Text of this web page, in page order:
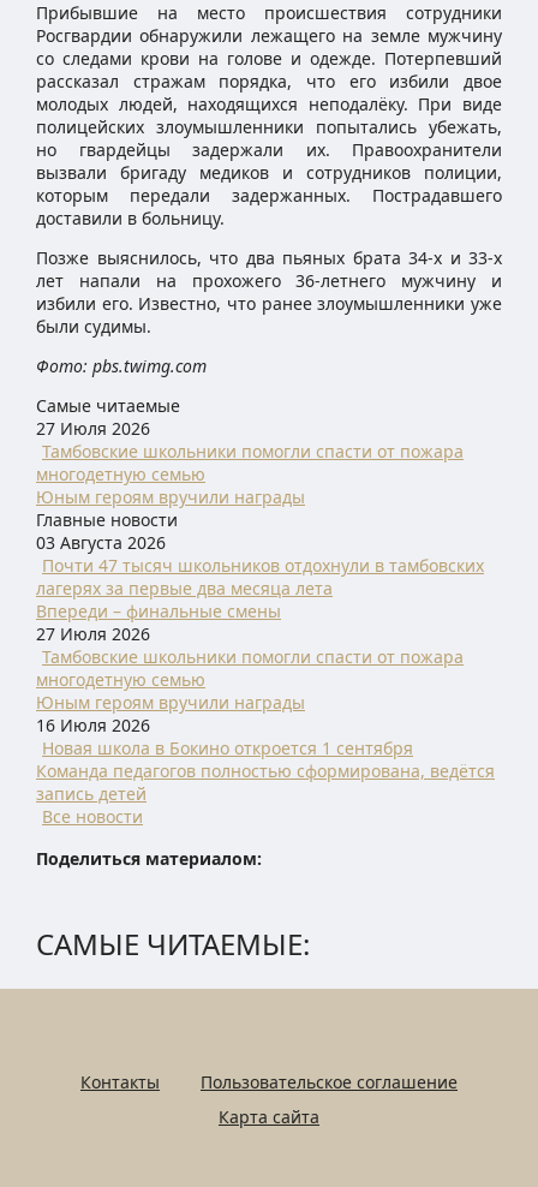
Прибывшие на место происшествия сотрудники
Росгвардии обнаружили лежащего на земле мужчину
со следами крови на голове и одежде. Потерпевший
рассказал стражам порядка, что его избили двое
молодых людей, находящихся неподалёку. При виде
полицейских злоумышленники попытались убежать,
но гвардейцы задержали их. Правоохранители
вызвали бригаду медиков и сотрудников полиции,
которым передали задержанных. Пострадавшего
доставили в больницу.
Позже выяснилось, что два пьяных брата 34-х и 33-х
лет напали на прохожего 36-летнего мужчину и
избили его. Известно, что ранее злоумышленники уже
были судимы.
Фото: pbs.twimg.com
Самые читаемые
27 Июля 2026
Тамбовские школьники помогли спасти от пожара
многодетную семью
Юным героям вручили награды
Главные новости
03 Августа 2026
Почти 47 тысяч школьников отдохнули в тамбовских
лагерях за первые два месяца лета
Впереди – финальные смены
27 Июля 2026
Тамбовские школьники помогли спасти от пожара
многодетную семью
Юным героям вручили награды
16 Июля 2026
Новая школа в Бокино откроется 1 сентября
Команда педагогов полностью сформирована, ведётся
запись детей
Все новости
Поделиться материалом:
САМЫЕ ЧИТАЕМЫЕ:
Контакты
Пользовательское соглашение
Карта сайта